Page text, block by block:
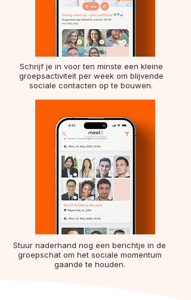
Schrijf je in voor ten minste een kleine
groepsactiviteit per week om blijvende
sociale contacten op te bouwen.
Stuur naderhand nog een berichtje in de
groepschat om het sociale momentum
gaande te houden.